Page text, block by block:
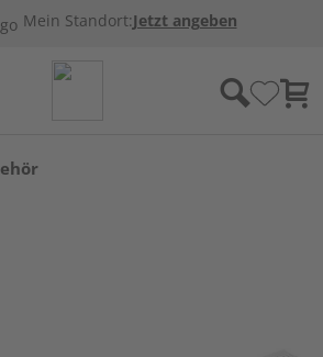
Mein Standort:Jetzt angeben